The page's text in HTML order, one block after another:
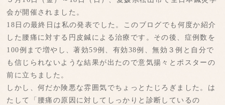
会が開催されました。
18日の最終日は私の発表でした。このブログでも何度か紹介
した腰痛に対する円皮鍼による治療です。その後、症例数を
100例まで増やし、著効59例、有効38例、無効３例と自分で
も信じられないような結果が出たので意気揚々とポスターの
前に立ちました。
しかし、何だか険悪な雰囲気でちょっとたじろぎました。は
たして「腰痛の原因に対してしっかりと診断しているの